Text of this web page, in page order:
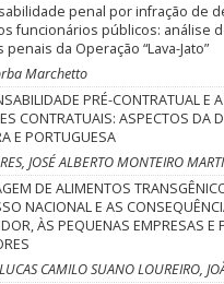
penal por infração de
funcionários públicos: análise
penais da Operação “Lava-Jato”
Marchetto
PRÉ-CONTRATUAL E
CONTRATUAIS: ASPECTOS DA
E PORTUGUESA
JOSÉ ALBERTO MONTEIRO
DE ALIMENTOS
NACIONAL E AS
ÀS PEQUENAS EMPRESAS E
CAMILO SUANO LOUREIRO,